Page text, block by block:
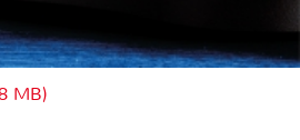
MB)